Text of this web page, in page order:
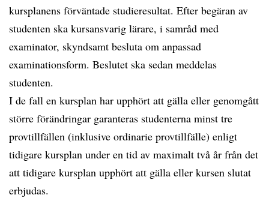
kursplanens förväntade studieresultat. Efter begäran av
studenten ska kursansvarig lärare, i samråd med
examinator, skyndsamt besluta om anpassad
examinationsform. Beslutet ska sedan meddelas
studenten.
I de fall en kursplan har upphört att gälla eller genomgått
större förändringar garanteras studenterna minst tre
provtillfällen (inklusive ordinarie provtillfälle) enligt
tidigare kursplan under en tid av maximalt två år från det
att tidigare kursplan upphört att gälla eller kursen slutat
erbjudas.